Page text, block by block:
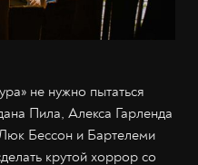
не нужно пытаться
Пила, Алекса Гарленда
Бессон и Бартелеми
крутой хоррор со